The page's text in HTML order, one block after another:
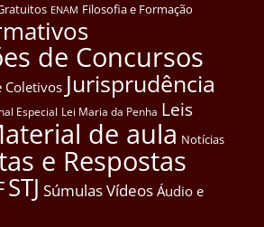
ENAM Filosofia e Formação
de Concursos
Coletivos Jurisprudência
Especial Lei Maria da Penha Leis
de aula Notícias
e Respostas
STJ SúmulasVídeos Áudio e